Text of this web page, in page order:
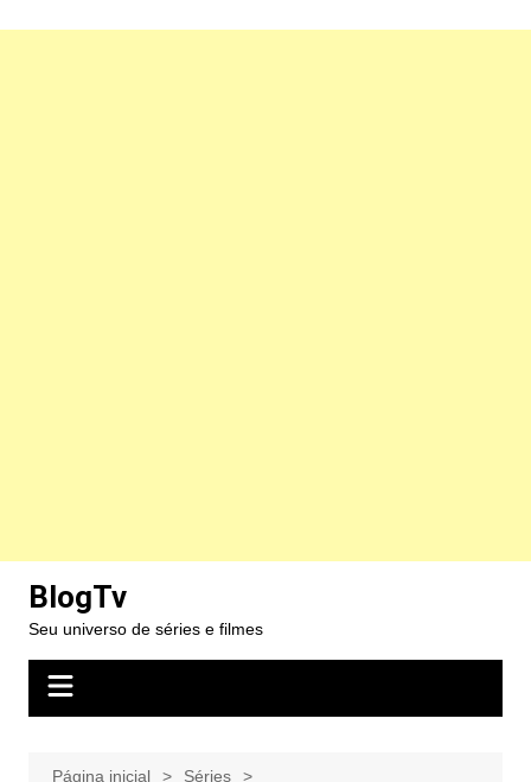
para
conteúdo
BlogTv
Seu universo de séries e filmes
Página inicial
Séries